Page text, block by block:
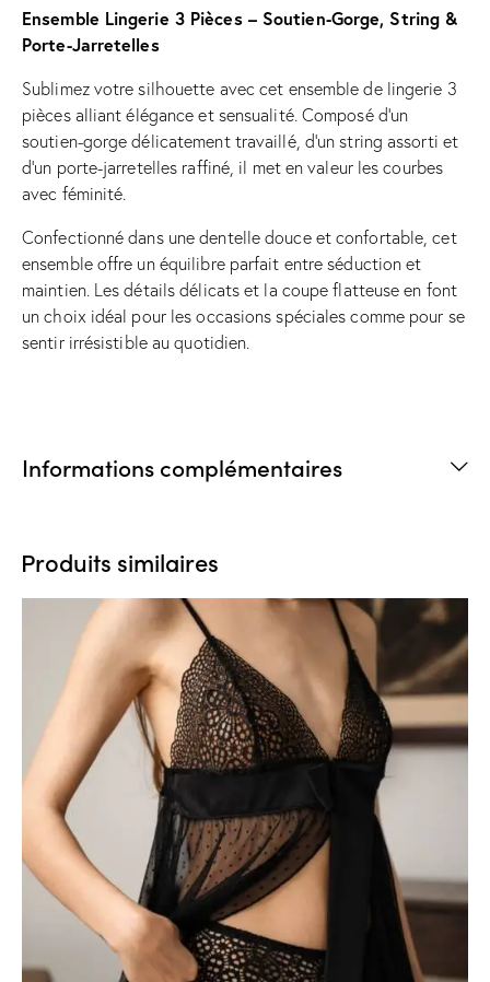
Ensemble Lingerie 3 Pièces – Soutien-Gorge, String &
Porte-Jarretelles
Sublimez votre silhouette avec cet ensemble de lingerie 3
pièces alliant élégance et sensualité. Composé d’un
soutien-gorge délicatement travaillé, d’un string assorti et
d’un porte-jarretelles raffiné, il met en valeur les courbes
avec féminité.
Confectionné dans une dentelle douce et confortable, cet
ensemble offre un équilibre parfait entre séduction et
maintien. Les détails délicats et la coupe flatteuse en font
un choix idéal pour les occasions spéciales comme pour se
sentir irrésistible au quotidien.
Informations complémentaires
Produits similaires